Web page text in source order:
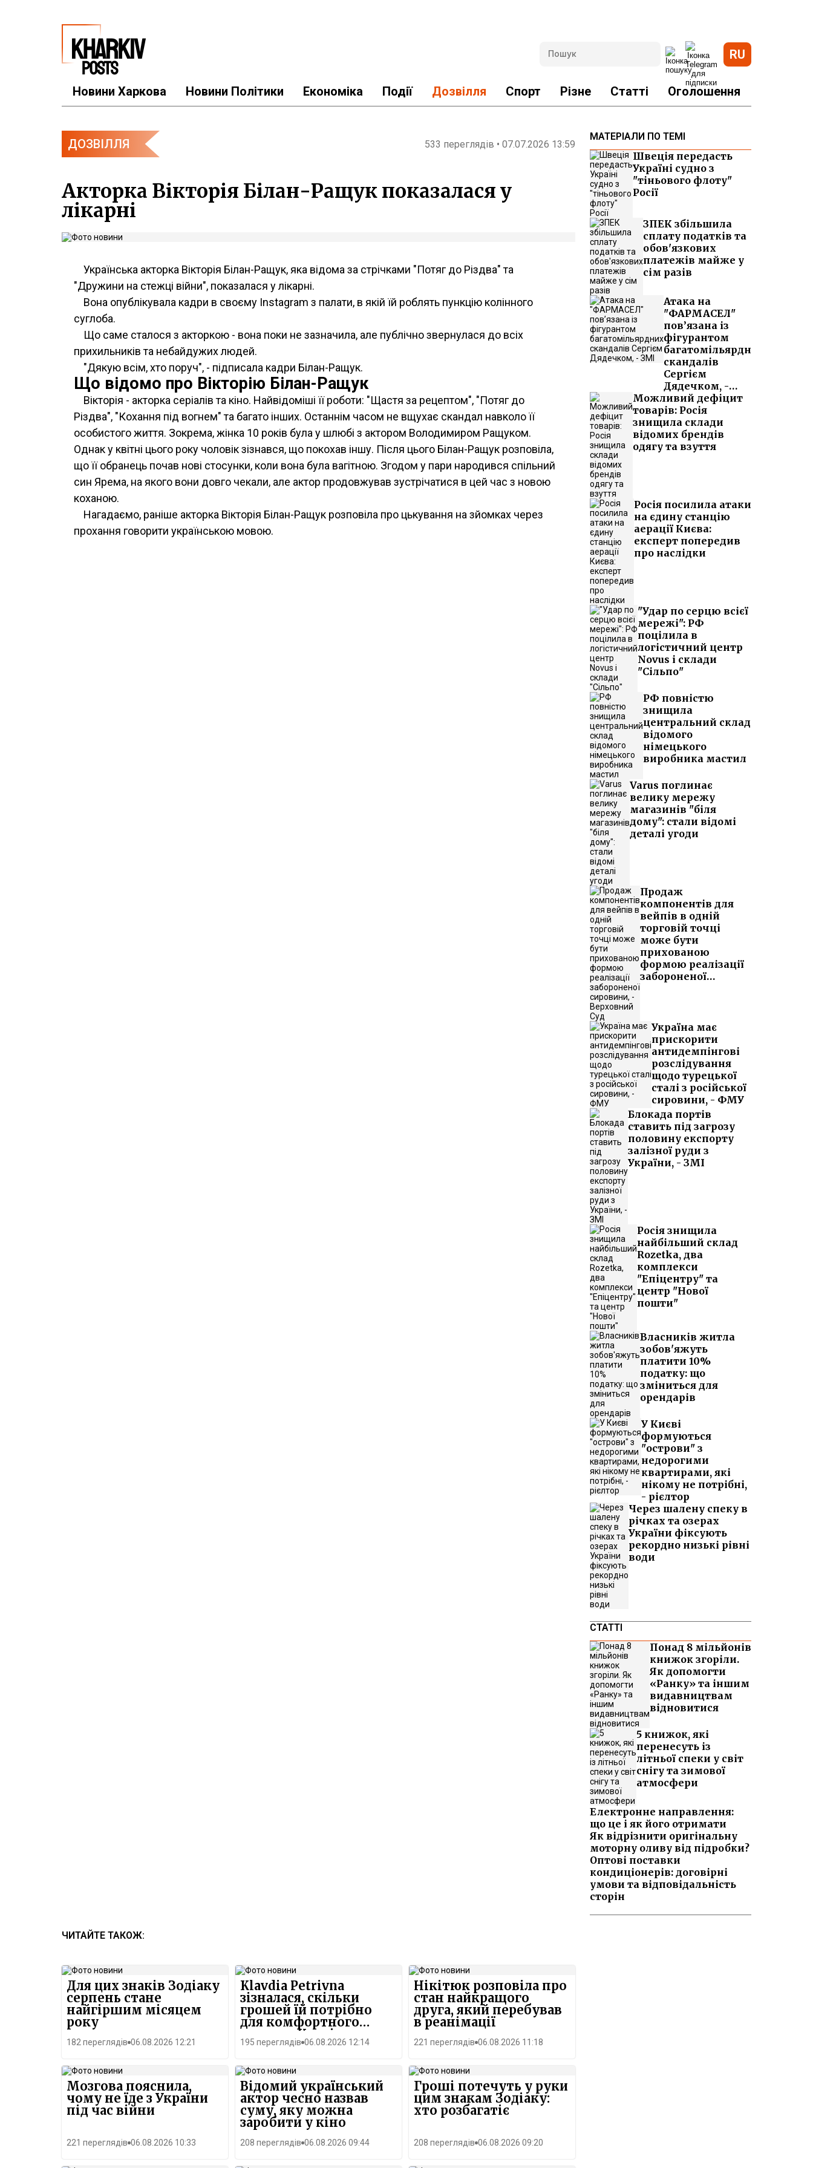
RU
Новини Харкова Новини Політики Економіка Події Дозвілля Спорт Різне Статті Оголошення
ДОЗВІЛЛЯ 533 переглядів • 07.07.2026 13:59
Акторка Вікторія Білан-Ращук показалася у
лікарні
Українська акторка Вікторія Білан-Ращук, яка відома за стрічками "Потяг до Різдва" та
"Дружини на стежці війни", показалася у лікарні.
Вона опублікувала кадри в своєму Instagram з палати, в якій їй роблять пункцію колінного
суглоба.
Що саме сталося з акторкою - вона поки не зазначила, але публічно звернулася до всіх
прихильників та небайдужих людей.
"Дякую всім, хто поруч", - підписала кадри Білан-Ращук.
Що відомо про Вікторію Білан-Ращук
Вікторія - акторка серіалів та кіно. Найвідоміші її роботи: "Щастя за рецептом", "Потяг до
Різдва", "Кохання під вогнем" та багато інших. Останнім часом не вщухає скандал навколо її
особистого життя. Зокрема, жінка 10 років була у шлюбі з актором Володимиром Ращуком.
Однак у квітні цього року чоловік зізнався, що покохав іншу. Після цього Білан-Ращук розповіла,
що її обранець почав нові стосунки, коли вона була вагітною. Згодом у пари народився спільний
син Ярема, на якого вони довго чекали, але актор продовжував зустрічатися в цей час з новою
коханою.
Нагадаємо, раніше акторка Вікторія Білан-Ращук розповіла про цькування на зйомках через
прохання говорити українською мовою.
МАТЕРІАЛИ ПО ТЕМІ
Швеція передасть
Україні судно з
"тіньового флоту"
Росії
ЗПЕК збільшила
сплату податків та
обов'язкових
платежів майже у
сім разів
Атака на
"ФАРМАСЕЛ"
пов’язана із
фігурантом
багатомільярдних
скандалів
Сергієм
Дядечком, -
ЗМІ
Можливий дефіцит
товарів: Росія
знищила склади
відомих брендів
одягу та взуття
Росія посилила атаки
на єдину станцію
аерації Києва:
експерт попередив
про наслідки
"Удар по серцю всієї
мережі": РФ
поцілила в
логістичний центр
Novus і склади
"Сільпо"
РФ повністю
знищила
центральний склад
відомого
німецького
виробника мастил
Varus поглинає
велику мережу
магазинів "біля
дому": стали відомі
деталі угоди
Продаж
компонентів для
вейпів в одній
торговій точці
може бути
прихованою
формою реалізації
забороненої
Україна має
прискорити
антидемпінгові
розслідування
щодо турецької
сталі з російської
сировини, - ФМУ
Блокада портів
ставить під загрозу
половину експорту
залізної руди з
України, - ЗМІ
Росія знищила
найбільший склад
Rozetka, два
комплекси
"Епіцентру" та
центр "Нової
пошти"
Власників житла
зобов'яжуть
платити 10%
податку: що
зміниться для
орендарів
У Києві
формуються
"острови" з
недорогими
квартирами, які
нікому не потрібні,
- рієлтор
Через шалену спеку в
річках та озерах
України фіксують
рекордно низькі рівні
води
СТАТТІ
Понад 8 мільйонів
книжок згоріли.
Як допомогти
«Ранку» та іншим
видавництвам
відновитися
5 книжок, які
перенесуть із
літньої спеки у світ
снігу та зимової
атмосфери
Електронне направлення:
що це і як його отримати
Як відрізнити оригінальну
моторну оливу від підробки?
Оптові поставки
кондиціонерів: договірні
умови та відповідальність
сторін
ЧИТАЙТЕ ТАКОЖ:
Для цих знаків Зодіаку
серпень стане
найгіршим місяцем
року
182 переглядів 06.08.2026 12:21
Klavdia Petrivna
зізналася, скільки
грошей їй потрібно
для комфортного
життя в Києві
195 переглядів 06.08.2026 12:14
Нікітюк розповіла про
стан найкращого
друга, який перебував
в реанімації
221 переглядів 06.08.2026 11:18
Мозгова пояснила,
чому не їде з України
під час війни
221 переглядів 06.08.2026 10:33
Відомий український
актор чесно назвав
суму, яку можна
заробити у кіно
208 переглядів 06.08.2026 09:44
Гроші потечуть у руки
цим знакам Зодіаку:
хто розбагатіє
208 переглядів 06.08.2026 09:20